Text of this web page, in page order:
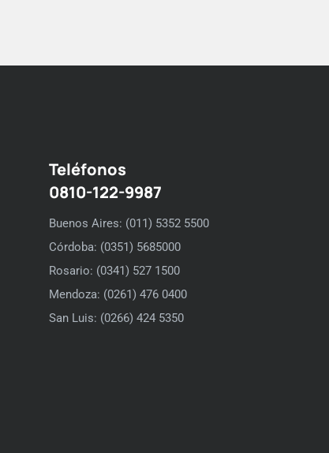
Teléfonos
0810-122-9987
Buenos Aires: (011) 5352 5500
Córdoba: (0351) 5685000
Rosario: (0341) 527 1500
Mendoza: (0261) 476 0400
San Luis: (0266) 424 5350